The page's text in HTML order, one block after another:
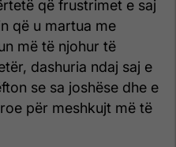
që frustrimet e saj
që u martua me
më të njohur të
dashuria ndaj saj e
se sa joshëse dhe e
për meshkujt më të